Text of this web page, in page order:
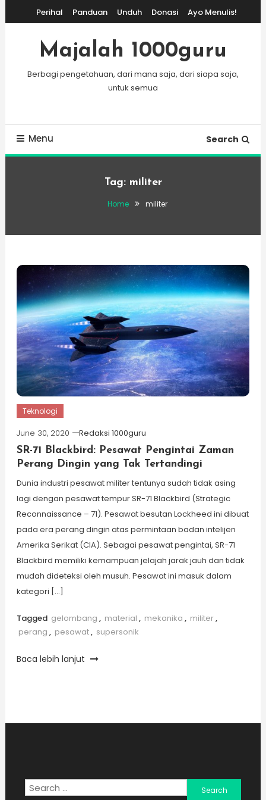
To
Content
Perihal Panduan Unduh Donasi Ayo Menulis!
Majalah 1000guru
Berbagi pengetahuan, dari mana saja, dari siapa saja,
untuk semua
Menu Search
Tag: militer
Home militer
Teknologi
June 30, 2020
Redaksi 1000guru
SR-71 Blackbird: Pesawat Pengintai Zaman
Perang Dingin yang Tak Tertandingi
Dunia industri pesawat militer tentunya sudah tidak asing
lagi dengan pesawat tempur SR-71 Blackbird (Strategic
Reconnaissance – 71). Pesawat besutan Lockheed ini dibuat
pada era perang dingin atas permintaan badan intelijen
Amerika Serikat (CIA). Sebagai pesawat pengintai, SR-71
Blackbird memiliki kemampuan jelajah jarak jauh dan tidak
mudah dideteksi oleh musuh. Pesawat ini masuk dalam
kategori […]
Tagged gelombang , material , mekanika , militer,
perang , pesawat, supersonik
Baca lebih lanjut
Search